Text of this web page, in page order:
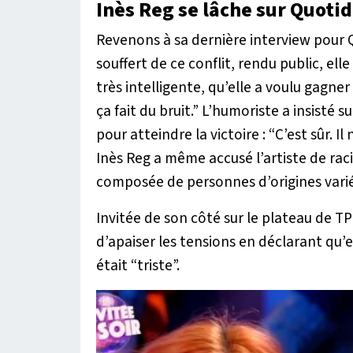
Inès Reg se lâche sur
Revenons à sa dernière interview pour
souffert de ce conflit, rendu public,
très intelligente, qu’elle a voulu
ça fait du bruit.” L’humoriste a insisté
pour atteindre la victoire :“C’est sûr.
Inès Reg a même accusé l’artiste de
composée de personnes d’origines
Invitée de son côté sur le plateau de
d’apaiser les tensions en déclarant
était “triste”.